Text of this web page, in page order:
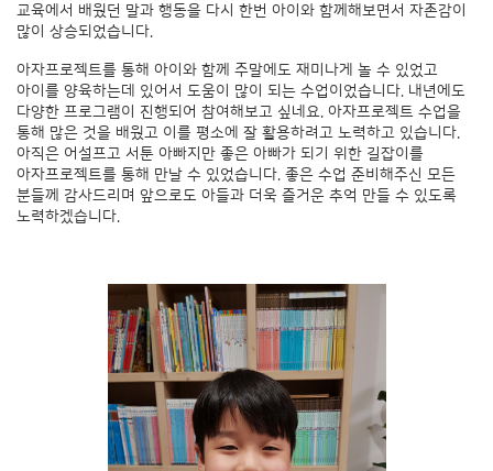
교육에서 배웠던 말과 행동을 다시 한번 아이와 함께해보면서 자존감이
많이 상승되었습니다.
아자프로젝트를 통해 아이와 함께 주말에도 재미나게 놀 수 있었고
아이를 양육하는데 있어서 도움이 많이 되는 수업이었습니다. 내년에도
다양한 프로그램이 진행되어 참여해보고 싶네요. 아자프로젝트 수업을
통해 많은 것을 배웠고 이를 평소에 잘 활용하려고 노력하고 있습니다.
아직은 어설프고 서툰 아빠지만 좋은 아빠가 되기 위한 길잡이를
아자프로젝트를 통해 만날 수 있었습니다. 좋은 수업 준비해주신 모든
분들께 감사드리며 앞으로도 아들과 더욱 즐거운 추억 만들 수 있도록
노력하겠습니다.